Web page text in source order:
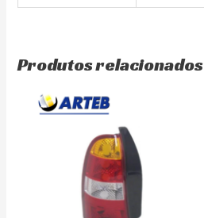
Produtos relacionados